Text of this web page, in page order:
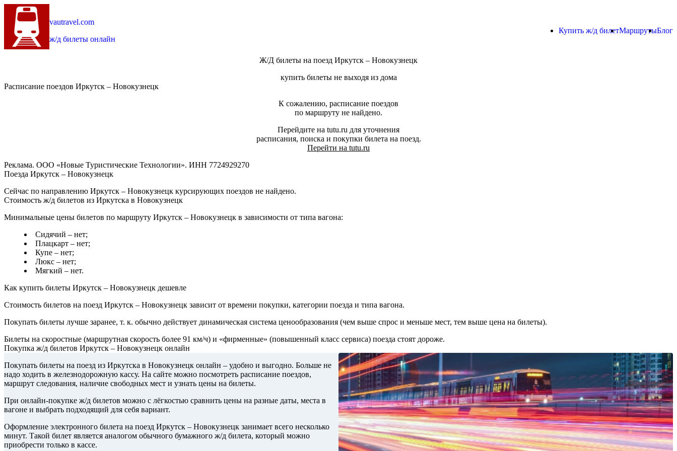
vautravel.com
ж/д билеты онлайн
Купить ж/д билетМаршрутыБлог
Ж/Д билеты на поезд Иркутск – Новокузнецк
купить билеты не выходя из дома
Расписание поездов Иркутск – Новокузнецк
К сожалению, расписание поездов
по маршруту не найдено.
Перейдите на tutu.ru для уточнения
расписания, поиска и покупки билета на поезд.
Перейти на tutu.ru
Реклама. ООО «Новые Туристические Технологии». ИНН 7724929270
Поезда Иркутск – Новокузнецк
Сейчас по направлению Иркутск – Новокузнецк курсирующих поездов не найдено.
Стоимость ж/д билетов из Иркутска в Новокузнецк
Минимальные цены билетов по маршруту Иркутск – Новокузнецк в зависимости от типа вагона:
Сидячий – нет;
Плацкарт – нет;
Купе – нет;
Люкс – нет;
Мягкий – нет.
Как купить билеты Иркутск – Новокузнецк дешевле
Стоимость билетов на поезд Иркутск – Новокузнецк зависит от времени покупки, категории поезда и типа вагона.
Покупать билеты лучше заранее, т. к. обычно действует динамическая система ценообразования (чем выше спрос и меньше мест, тем выше цена на билеты).
Билеты на скоростные (маршрутная скорость более 91 км/ч) и «фирменные» (повышенный класс сервиса) поезда стоят дороже.
Покупка ж/д билетов Иркутск – Новокузнецк онлайн
Покупать билеты на поезд из Иркутска в Новокузнецк онлайн – удобно и выгодно. Больше не
надо ходить в железнодорожную кассу. На сайте можно посмотреть расписание поездов,
маршрут следования, наличие свободных мест и узнать цены на билеты.
При онлайн-покупке ж/д билетов можно с лёгкостью сравнить цены на разные даты, места в
вагоне и выбрать подходящий для себя вариант.
Оформление электронного билета на поезд Иркутск – Новокузнецк занимает всего несколько
минут. Такой билет является аналогом обычного бумажного ж/д билета, который можно
приобрести только в кассе.